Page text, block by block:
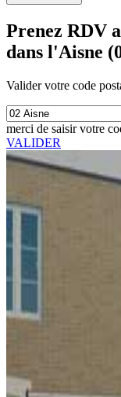
Prenez RDV
dans l'Aisne
Valider votre code
merci de saisir votre
VALIDER